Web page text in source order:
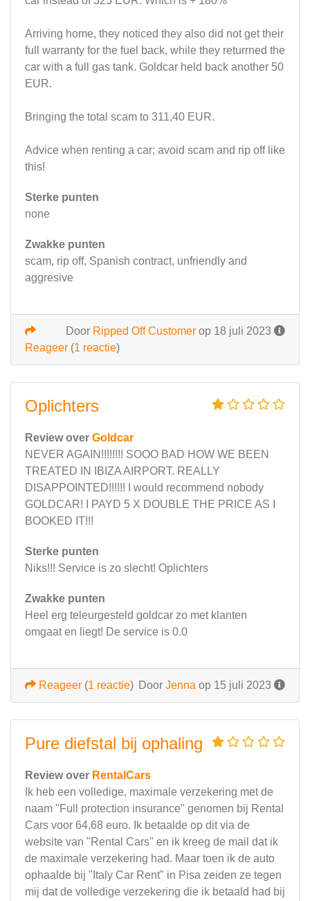
Arriving home, they noticed they also did not get their
full warranty for the fuel back, while they returrned the
car with a full gas tank. Goldcar held back another 50
EUR.
Bringing the total scam to 311,40 EUR.
Advice when renting a car; avoid scam and rip off like
this!
Sterke punten
none
Zwakke punten
scam, rip off, Spanish contract, unfriendly and
aggresive
Door Ripped Off Customer op 18 juli 2023
Reageer (1 reactie)
Oplichters
Review over Goldcar
NEVER AGAIN!!!!!!!! SOOO BAD HOW WE BEEN
TREATED IN IBIZA AIRPORT. REALLY
DISAPPOINTED!!!!!! I would recommend nobody
GOLDCAR! I PAYD 5 X DOUBLE THE PRICE AS I
BOOKED IT!!!
Sterke punten
Niks!!! Service is zo slecht! Oplichters
Zwakke punten
Heel erg teleurgesteld goldcar zo met klanten
omgaat en liegt! De service is 0.0
Door Jenna op 15 juli 2023
Reageer (1 reactie)
Pure diefstal bij ophaling
Review over RentalCars
Ik heb een volledige, maximale verzekering met de
naam "Full protection insurance" genomen bij Rental
Cars voor 64,68 euro. Ik betaalde op dit via de
website van "Rental Cars" en ik kreeg de mail dat ik
de maximale verzekering had. Maar toen ik de auto
ophaalde bij "Italy Car Rent" in Pisa zeiden ze tegen
mij dat de volledige verzekering die ik betaald had bij